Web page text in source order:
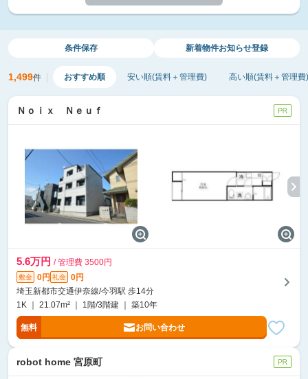
条件保存 新着物件お知らせ登録
1,499件 おすすめ順 安い順(賃料＋管理費) 高い順(賃料＋管理費)
Ｎｏｉｘ Ｎｅｕｆ
5.6万円 / 管理費 3500円
敷金 0円 礼金
0円
埼玉新都市交通伊奈線/今羽駅 歩14分
1K ｜ 21.07m² ｜ 1階/3階建 ｜ 築10年
無料 お問い合わせ
robot home 宮原町